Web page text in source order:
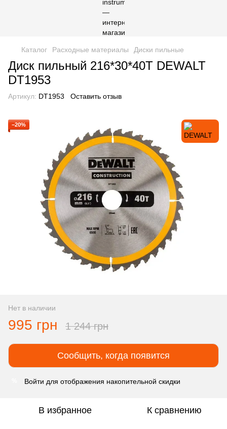
Каталог Расходные материалы Диски пильные
Диск пильный 216*30*40T DEWALT
DT1953
Артикул: DT1953 Оставить отзыв
−20%
Нет в наличии
995 грн 1 244 грн
Сообщить, когда появится
Войти для отображения накопительной скидки
В избранное К сравнению